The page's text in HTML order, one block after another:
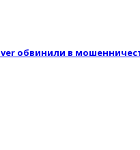
обвинили в